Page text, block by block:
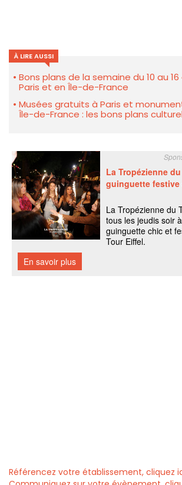
À LIRE AUSSI
Bons plans de la semaine du 10 au
Paris et en Île-de-France
Musées gratuits à Paris et
Île-de-France : les bons plans
Référencez votre établissement, cliquez